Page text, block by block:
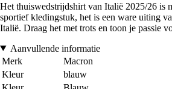
Het thuiswedstrijdshirt van Italië 2025/26 is
sportief kledingstuk, het is een ware uiting
Italië. Draag het met trots en toon je passie
Aanvullende informatie
Merk
Macron
Kleur
blauw